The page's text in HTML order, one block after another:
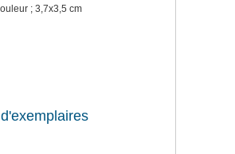
; 3,7x3,5 cm